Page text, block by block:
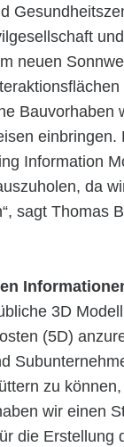
neuen
Bauvorhaben
einbringen.
Information
da
sagt Thomas
3D
(5D)
zu
wir einen
die Erstellung